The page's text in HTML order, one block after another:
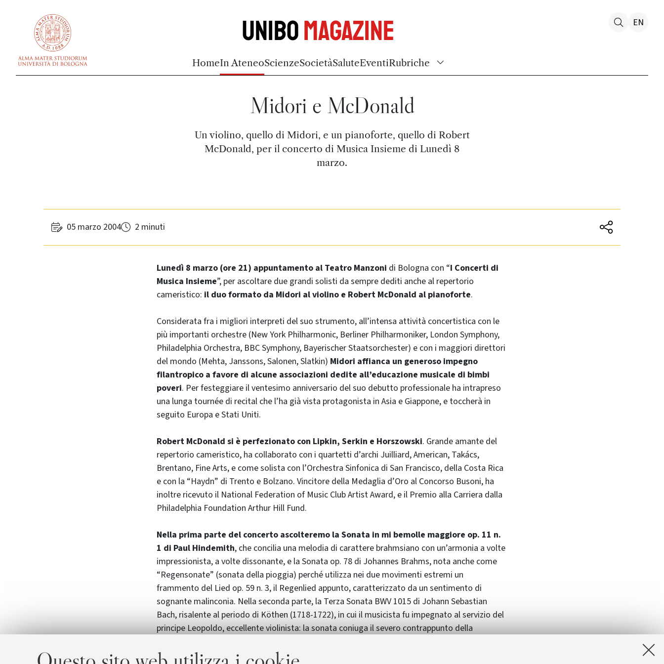
UniboMagazine
HomeIn AteneoScienzeSocietàSaluteEventiRubriche
EN
Midori e McDonald
Un violino, quello di Midori, e un pianoforte, quello di Robert
McDonald, per il concerto di Musica Insieme di Lunedì 8
marzo.
05 marzo 2004 2 minuti
Lunedì 8 marzo (ore 21) appuntamento al Teatro Manzoni di Bologna con “I Concerti di
Musica Insieme”, per ascoltare due grandi solisti da sempre dediti anche al repertorio
cameristico: il duo formato da Midori al violino e Robert McDonald al pianoforte.
Considerata fra i migliori interpreti del suo strumento, all’intensa attività concertistica con le
più importanti orchestre (New York Philharmonic, Berliner Philharmoniker, London Symphony,
Philadelphia Orchestra, BBC Symphony, Bayerischer Staatsorchester) e con i maggiori direttori
del mondo (Mehta, Janssons, Salonen, Slatkin) Midori affianca un generoso impegno
filantropico a favore di alcune associazioni dedite all’educazione musicale di bimbi
poveri. Per festeggiare il ventesimo anniversario del suo debutto professionale ha intrapreso
una lunga tournée di recital che l’ha già vista protagonista in Asia e Giappone, e toccherà in
seguito Europa e Stati Uniti.
Robert McDonald si è perfezionato con Lipkin, Serkin e Horszowski. Grande amante del
repertorio cameristico, ha collaborato con i quartetti d’archi Juilliard, American, Takács,
Brentano, Fine Arts, e come solista con l’Orchestra Sinfonica di San Francisco, della Costa Rica
e con la “Haydn” di Trento e Bolzano. Vincitore della Medaglia d’Oro al Concorso Busoni, ha
inoltre ricevuto il National Federation of Music Club Artist Award, e il Premio alla Carriera dalla
Philadelphia Foundation Arthur Hill Fund.
Nella prima parte del concerto ascolteremo la Sonata in mi bemolle maggiore op. 11 n.
1 di Paul Hindemith, che concilia una melodia di carattere brahmsiano con un’armonia a volte
impressionista, a volte dissonante, e la Sonata op. 78 di Johannes Brahms, nota anche come
“Regensonate” (sonata della pioggia) perché utilizza nei due movimenti estremi un
frammento del Lied op. 59 n. 3, il Regenlied appunto, caratterizzato da un sentimento di
sognante malinconia. Nella seconda parte, la Terza Sonata BWV 1015 di Johann Sebastian
Bach, risalente al periodo di Köthen (1718-1722), in cui il musicista fu impegnato al servizio del
principe Leopoldo, eccellente violinista: la sonata coniuga il severo contrappunto della
serata la Sonata n. 1 in re minore op. 75 di Camille Saint-Saëns: composta nel 1885, essa è